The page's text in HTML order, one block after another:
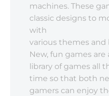
machines. These
classic designs to
with
various themes and
New, fun games
library of games all
time so that both
gamers can enjoy